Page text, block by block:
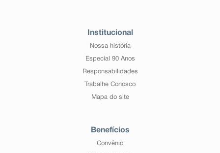
Institucional
Nossa história
Especial 90 Anos
Responsabilidades
Trabalhe Conosco
Mapa do site
Benefícios
Convênio